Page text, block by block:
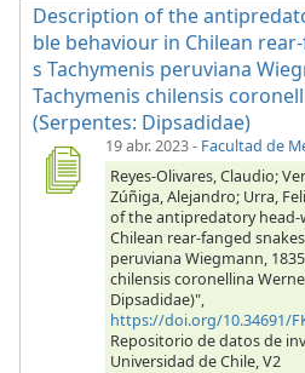
Description of the
ble behaviour in Chilean
s Tachymenis peruviana
Tachymenis chilensis
(Serpentes: Dipsadidae)
19 abr. 2023- Facultad de
Reyes-Olivares, Claudio;
Zúñiga, Alejandro; Urra,
of the antipredatory
Chilean rear-fanged
peruviana Wiegmann,
chilensis coronellina
Dipsadidae)",
https://doi.org/10.34691/
Repositorio de datos de
Universidad de Chile, V2